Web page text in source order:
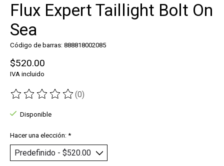
Flux Expert Taillight Bolt On
Sea
Código de barras: 888818002085
$520.00
IVA incluido
The rating of this product is
(0)
Disponible
Hacer una elección: *